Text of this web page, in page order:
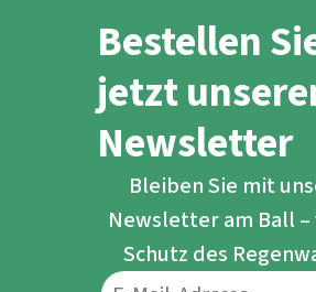
Bestellen
jetzt
Newsletter
Bleiben Sie mit
Newsletter am Ball
Schutz des